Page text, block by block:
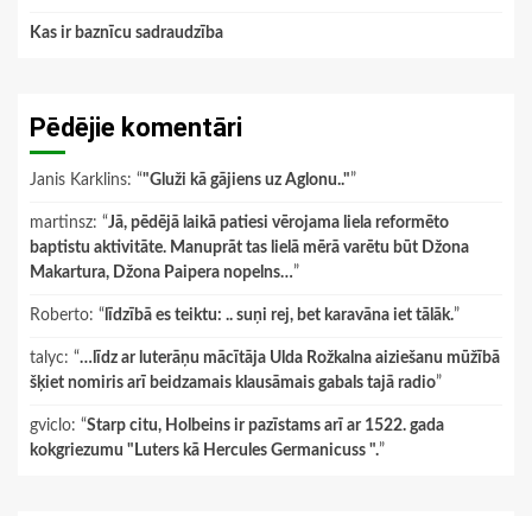
Kas ir baznīcu sadraudzība
Pēdējie komentāri
Janis Karklins: “"Gluži kā gājiens uz Aglonu.."”
martinsz: “Jā, pēdējā laikā patiesi vērojama liela reformēto
baptistu aktivitāte. Manuprāt tas lielā mērā varētu būt Džona
Makartura, Džona Paipera nopelns…”
Roberto: “ līdzībā es teiktu: .. suņi rej, bet karavāna iet tālāk.”
talyc: “…līdz ar luterāņu mācītāja Ulda Rožkalna aiziešanu mūžībā
šķiet nomiris arī beidzamais klausāmais gabals tajā radio”
gviclo: “Starp citu, Holbeins ir pazīstams arī ar 1522. gada
kokgriezumu "Luters kā Hercules Germanicuss ".”